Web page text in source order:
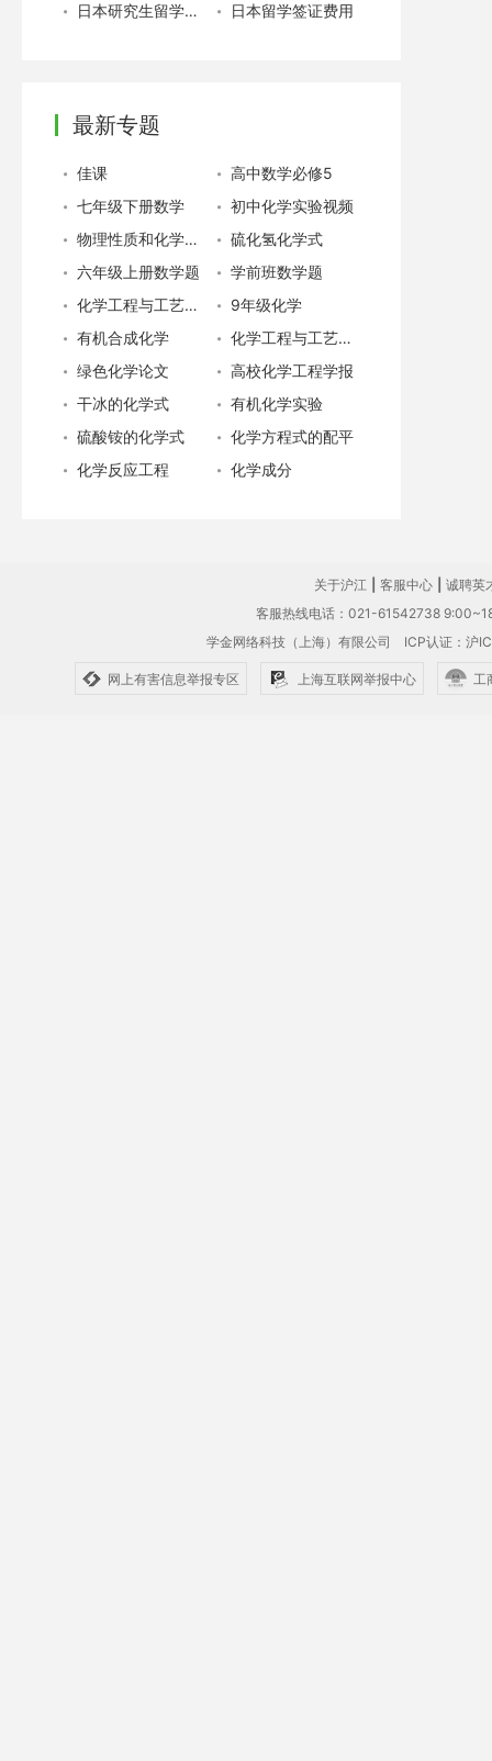
日本研究生留学费用
日本留学签证费用
最新专题
佳课
高中数学必修5
七年级下册数学
初中化学实验视频
物理性质和化学性质
硫化氢化学式
六年级上册数学题
学前班数学题
化学工程与工艺专业就业
9年级化学
有机合成化学
化学工程与工艺专业
绿色化学论文
高校化学工程学报
干冰的化学式
有机化学实验
硫酸铵的化学式
化学方程式的配平
化学反应工程
化学成分
关于沪江 客服中心
诚聘英
客服热线电话：021-61542738
学金网络科技（上海）有限公司 ICP认证：沪
网上有害信息举报专区 上海互联网举报中心 工